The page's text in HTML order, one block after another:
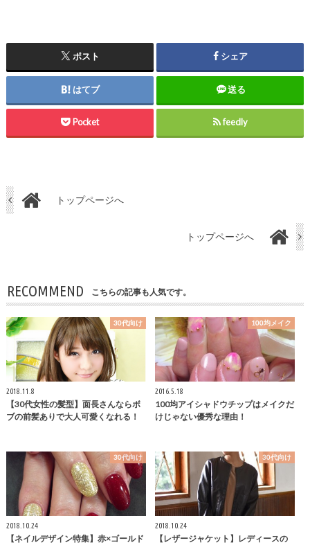
ポスト シェア
はてブ 送る
Pocket feedly
トップページへ
トップページへ
RECOMMEND こちらの記事も人気です。
30代向け
2018.11.8
【30代女性の髪型】面長さんならボ
ブの前髪ありで大人可愛くなれる！
100均メイク
2016.5.18
100均アイシャドウチップはメイクだ
けじゃない優秀な理由！
30代向け
2018.10.24
【ネイルデザイン特集】赤×ゴールド
30代向け
2018.10.24
【レザージャケット】レディースの